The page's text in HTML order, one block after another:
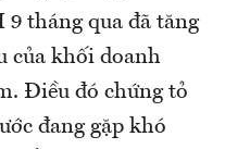
9 tháng qua đã tăng
của khối doanh
Điều đó chứng tỏ
đang gặp khó